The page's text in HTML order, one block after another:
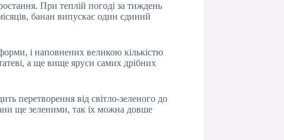
При теплій погоді за тиждень
банан випускає один єдиний
і наповнених великою кількістю
а ще вище яруси самих дрібних
перетворення від світло-зеленого до
ще зеленими, так їх можна довше